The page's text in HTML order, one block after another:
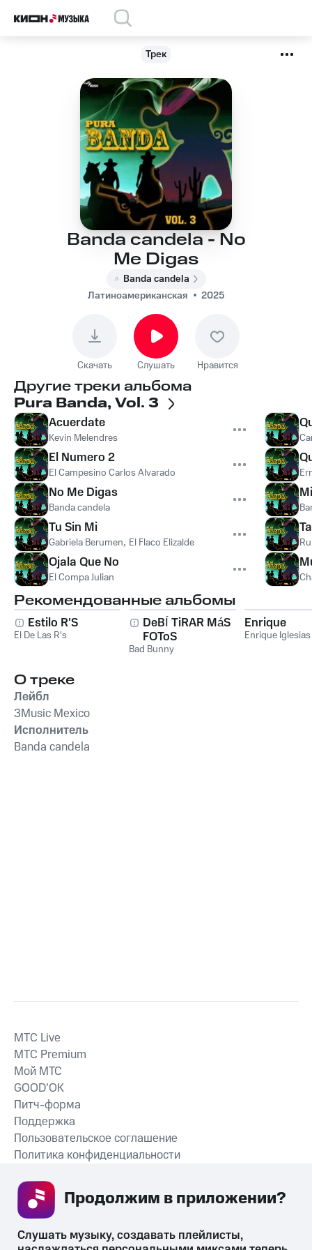
Трек
Banda candela - No
Me Digas
Banda candela
Латиноамериканская
2025
Скачать Слушать Нравится
Другие треки альбома
Pura Banda, Vol. 3
Acuerdate
Kevin Melendres
El Numero 2
El Campesino Carlos Alvarado
No Me Digas
Banda candela
Tu Sin Mi
Gabriela Berumen, El Flaco Elizalde
Ojala Que No
El Compa Julian
Рекомендованные альбомы
Estilo R'S
El De Las R's
DeBÍ TiRAR MáS
FOToS
Bad Bunny
Enrique
Enrique Iglesias
О треке
Лейбл
3Music Mexico
Исполнитель
Banda candela
СКАЧАТЬ ПРИЛОЖЕНИЕ
MTС Live
MTС Premium
Мой МТС
GOOD’OK
Питч-форма
Поддержка
Пользовательское соглашение
Политика конфиденциальности
Слушать музыку, создавать плейлисты,